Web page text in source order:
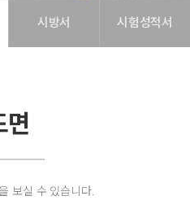
시방서 시험성적서
면
보실 수 있습니다.